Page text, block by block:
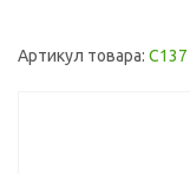
Артикул товара: C137